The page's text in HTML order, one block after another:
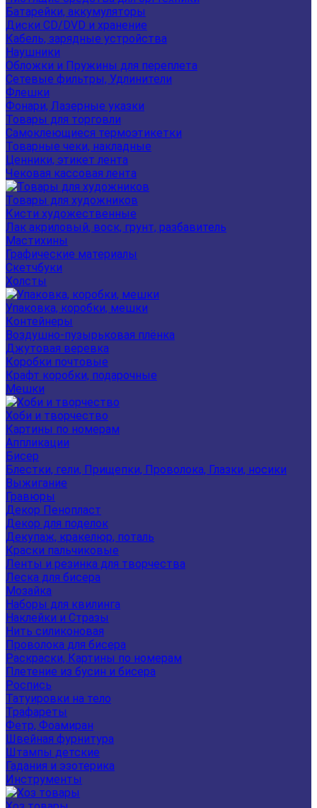
Батарейки, аккумуляторы
Диски CD/DVD и хранение
Кабель, зарядные устройства
Наушники
Обложки и Пружины для переплета
Сетевые фильтры, Удлинители
Флешки
Фонари, Лазерные указки
Товары для торговли
Самоклеющиеся термоэтикетки
Товарные чеки, накладные
Ценники, этикет лента
Чековая кассовая лента
Товары для художников
Кисти художественные
Лак акриловый, воск, грунт, разбавитель
Мастихины
Графические материалы
Скетчбуки
Холсты
Упаковка, коробки, мешки
Контейнеры
Воздушно-пузырьковая плёнка
Джутовая веревка
Коробки почтовые
Крафт коробки, подарочные
Мешки
Хоби и творчество
Картины по номерам
Аппликации
Бисер
Блестки, гели, Прищепки, Проволока, Глазки, носики
Выжигание
Гравюры
Декор Пенопласт
Декор для поделок
Декупаж, кракелюр, поталь
Краски пальчиковые
Ленты и резинка для творчества
Леска для бисера
Мозайка
Наборы для квилинга
Наклейки и Стразы
Нить силиконовая
Проволока для бисера
Раскраски, Картины по номерам
Плетение из бусин и бисера
Роспись
Татуировки на тело
Трафареты
Фетр, Фоамиран
Швейная фурнитура
Штампы детские
Гадания и эзотерика
Инструменты